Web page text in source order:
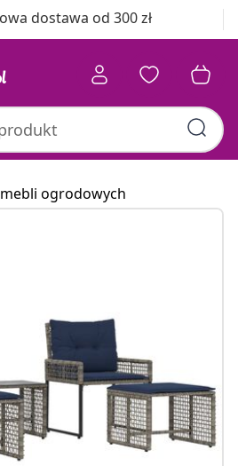
Darmowa dostawa od 300 zł
ogrodowych